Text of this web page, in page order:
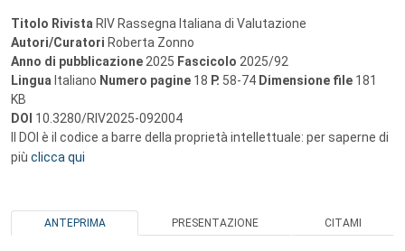
Titolo Rivista RIV Rassegna Italiana di Valutazione
Autori/Curatori Roberta Zonno
Anno di pubblicazione 2025 Fascicolo 2025/92
Lingua Italiano Numero pagine 18 P. 58-74 Dimensione file 181
KB
DOI 10.3280/RIV2025-092004
Il DOI è il codice a barre della proprietà intellettuale: per saperne di
più clicca qui
ANTEPRIMA PRESENTAZIONE CITAMI